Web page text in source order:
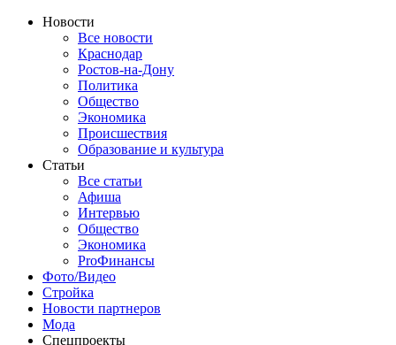
Новости
Все новости
Краснодар
Ростов-на-Дону
Политика
Общество
Экономика
Происшествия
Образование и культура
Статьи
Все статьи
Афиша
Интервью
Общество
Экономика
ProФинансы
Фото/Видео
Стройка
Новости партнеров
Мода
Спецпроекты